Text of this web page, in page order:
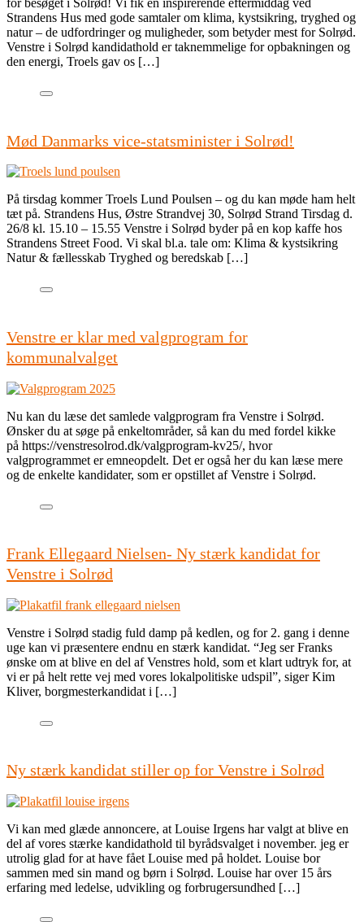
for besøget i Solrød! Vi fik en inspirerende eftermiddag ved
Strandens Hus med gode samtaler om klima, kystsikring, tryghed og
natur – de udfordringer og muligheder, som betyder mest for Solrød.
Venstre i Solrød kandidathold er taknemmelige for opbakningen og
den energi, Troels gav os […]
Mød Danmarks vice-statsminister i Solrød!
På tirsdag kommer Troels Lund Poulsen – og du kan møde ham helt
tæt på. Strandens Hus, Østre Strandvej 30, Solrød Strand Tirsdag d.
26/8 kl. 15.10 – 15.55 Venstre i Solrød byder på en kop kaffe hos
Strandens Street Food. Vi skal bl.a. tale om: Klima & kystsikring
Natur & fællesskab Tryghed og beredskab […]
Venstre er klar med valgprogram for
kommunalvalget
Nu kan du læse det samlede valgprogram fra Venstre i Solrød.
Ønsker du at søge på enkeltområder, så kan du med fordel kikke
på https://venstresolrod.dk/valgprogram-kv25/, hvor
valgprogrammet er emneopdelt. Det er også her du kan læse mere
og de enkelte kandidater, som er opstillet af Venstre i Solrød.
Frank Ellegaard Nielsen- Ny stærk kandidat for
Venstre i Solrød
Venstre i Solrød stadig fuld damp på kedlen, og for 2. gang i denne
uge kan vi præsentere endnu en stærk kandidat. “Jeg ser Franks
ønske om at blive en del af Venstres hold, som et klart udtryk for, at
vi er på helt rette vej med vores lokalpolitiske udspil”, siger Kim
Kliver, borgmesterkandidat i […]
Ny stærk kandidat stiller op for Venstre i Solrød
Vi kan med glæde annoncere, at Louise Irgens har valgt at blive en
del af vores stærke kandidathold til byrådsvalget i november. jeg er
utrolig glad for at have fået Louise med på holdet. Louise bor
sammen med sin mand og børn i Solrød. Louise har over 15 års
erfaring med ledelse, udvikling og forbrugersundhed […]